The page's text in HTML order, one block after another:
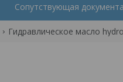
Сопутствующая
Гидравлическое масло